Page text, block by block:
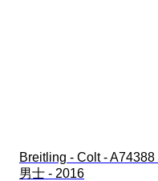
Breitling - Colt - A74388
男士 - 2016